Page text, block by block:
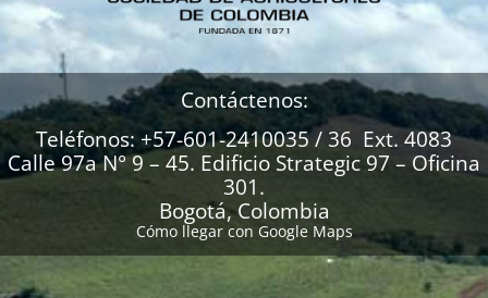
Contáctenos:
Teléfonos: +57-601-2410035 / 36 Ext. 4083
Calle 97a N° 9 – 45. Edificio Strategic 97 – Oficina
301.
Bogotá, Colombia
Cómo llegar con Google Maps